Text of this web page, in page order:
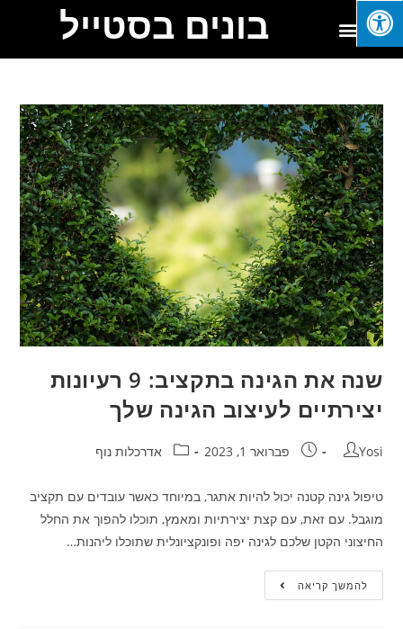
בונים בסטייל
שנה את הגינה בתקציב: 9 רעיונות
יצירתיים לעיצוב הגינה שלך
Yosi פברואר 1, 2023 אדרכלות נוף
טיפול גינה קטנה יכול להיות אתגר, במיוחד כאשר עובדים עם תקציב
מוגבל. עם זאת, עם קצת יצירתיות ומאמץ, תוכלו להפוך את החלל
החיצוני הקטן שלכם לגינה יפה ופונקציונלית שתוכלו ליהנות…
להמשך קריאה